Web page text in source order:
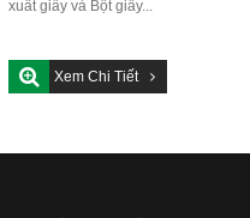
xuất giấy và Bột giấy...
Xem Chi Tiết